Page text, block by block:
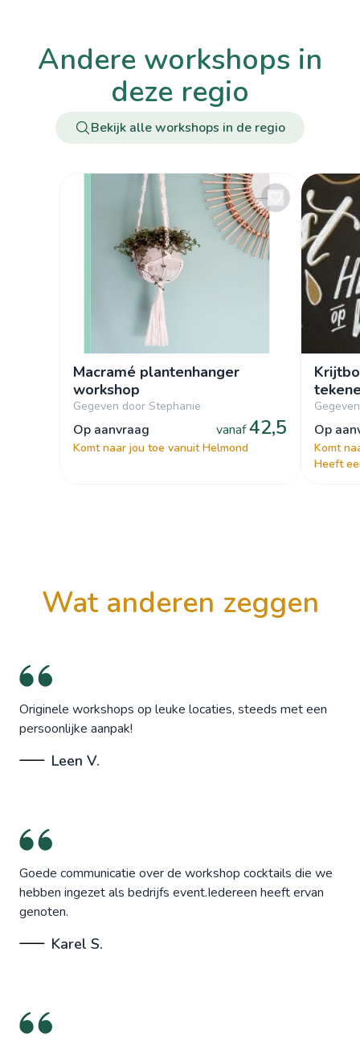
andere workshops in
deze regio
Bekijk alle workshops in de regio
Macramé plantenhanger
workshop
Gegeven door Stephanie
op aanvraag vanaf42,5
Komt naar jou toe vanuit Helmond
op
Komt
Heeft
wat anderen zeggen
Originele workshops op leuke locaties, steeds met een
persoonlijke aanpak!
Leen V.
Goede communicatie over de workshop cocktails die we
hebben ingezet als bedrijfs event.Iedereen heeft ervan
genoten.
Karel S.